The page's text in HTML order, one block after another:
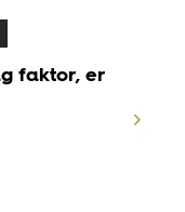
faktor, er